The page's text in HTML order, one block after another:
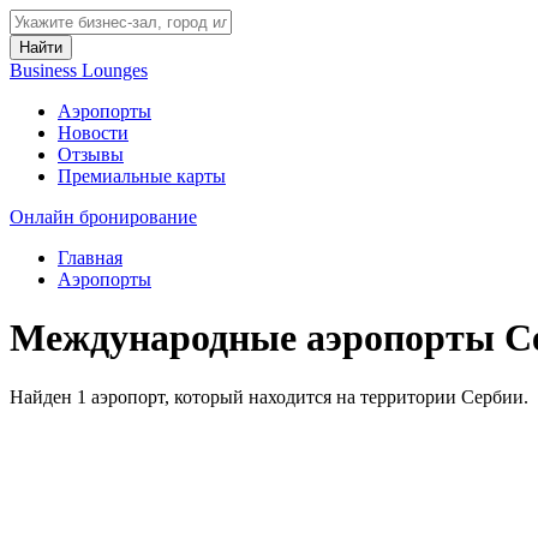
Найти
Business Lounges
Аэропорты
Новости
Отзывы
Премиальные карты
Онлайн бронирование
Главная
Аэропорты
Международные аэропорты
Найден 1 аэропорт, который находится на территории Сербии.